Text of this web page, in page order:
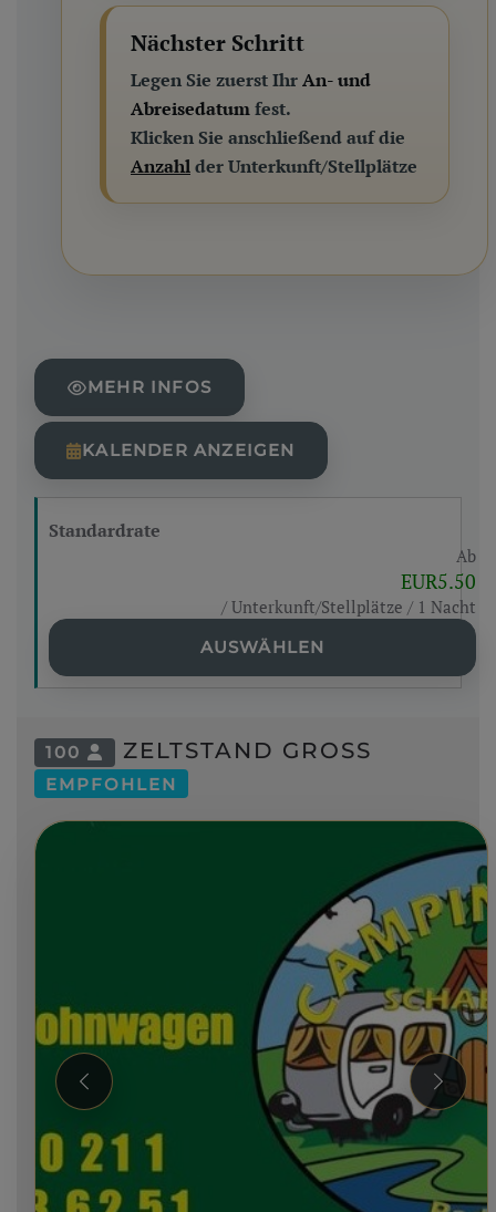
Nächster Schritt
Legen Sie zuerst IhrAn- und
Abreisedatumfest.
Klicken Sie anschließend auf die
Anzahlder Unterkunft/Stellplätze
MEHR INFOS
KALENDER ANZEIGEN
Standardrate
Ab
EUR5.50
/ Unterkunft/Stellplätze / 1 Nacht
AUSWÄHLEN
100 ZELTSTAND GROSS
EMPFOHLEN
Zurück Weiter